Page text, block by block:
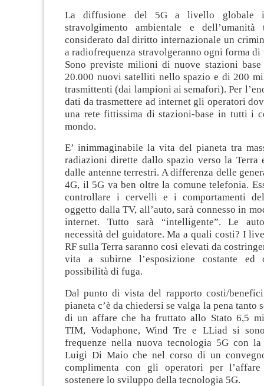
La diffusione del 5G a livello globale
stravolgimento ambientale e dell’umanità
considerato dal diritto internazionale un
a radiofrequenza stravolgeranno ogni forma di
Sono previste milioni di nuove stazioni
20.000 nuovi satelliti nello spazio e di 200
trasmittenti (dai lampioni ai semafori). Per
dati da trasmettere ad internet gli operatori
una rete fittissima di stazioni-base in tutti i
mondo.
E’ inimmaginabile la vita del pianeta tra
radiazioni dirette dallo spazio verso la Terra
dalle antenne terrestri. A differenza delle
4G, il 5G va ben oltre la comune telefonia.
controllare i cervelli e i comportamenti
oggetto dalla TV, all’auto, sarà connesso in
internet. Tutto sarà “intelligente”. Le
necessità del guidatore. Ma a quali costi? I
RF sulla Terra saranno così elevati da
vita a subirne l’esposizione costante ed
possibilità di fuga.
Dal punto di vista del rapporto costi/
pianeta c’è da chiedersi se valga la pena tanto
di un affare che ha fruttato allo Stato 6,5
TIM, Vodaphone, Wind Tre e LLiad si
frequenze nella nuova tecnologia 5G con
Luigi Di Maio che nel corso di un
complimenta con gli operatori per
sostenere lo sviluppo della tecnologia 5G.